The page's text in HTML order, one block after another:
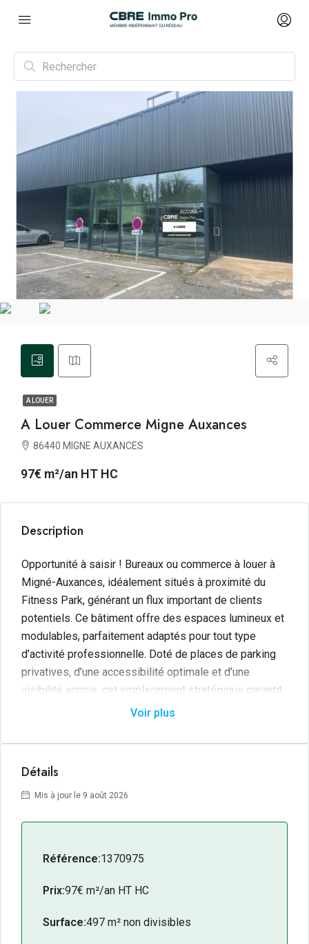
A LOUER
A Louer Commerce Migne Auxances
86440 MIGNE AUXANCES
97€ m²/an HT HC
Description
Opportunité à saisir ! Bureaux ou commerce à louer à
Migné-Auxances, idéalement situés à proximité du
Fitness Park, générant un flux important de clients
potentiels. Ce bâtiment offre des espaces lumineux et
modulables, parfaitement adaptés pour tout type
d’activité professionnelle. Doté de places de parking
privatives, d’une accessibilité optimale et d’une
visibilité accrue, cet emplacement stratégique garantit
une visibilité maximale pour votre entreprise. Ne
activité dans un environnement dynamique et attractif.
Voir plus
Détails
Mis à jour le 9 août 2026
Référence:1370975
Prix:97€ m²/an HT HC
Surface:497 m² non divisibles